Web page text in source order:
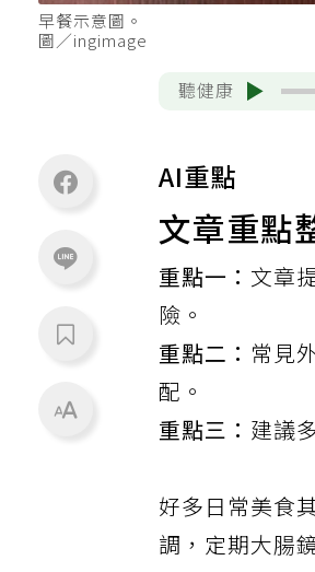
早餐示意圖。
圖／ingimage
聽健康
AI重點
文章重點
重點一： 文章
險。
重點二： 常見
配。
重點三： 建議
好多日常美食
調，定期大腸